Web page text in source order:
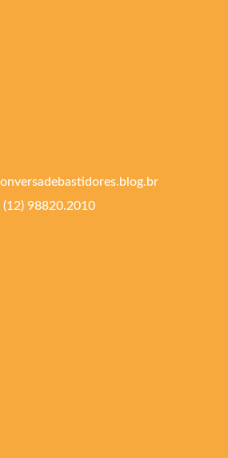
(12) 98820.2010